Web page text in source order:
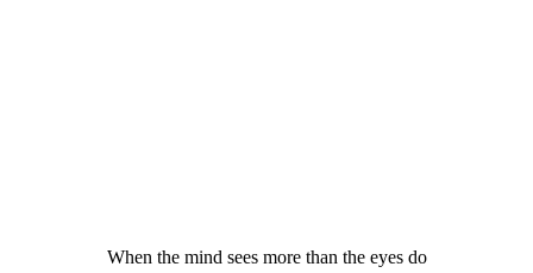
When the mind sees more than the eyes do